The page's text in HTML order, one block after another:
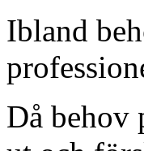
Ibland
Då behov